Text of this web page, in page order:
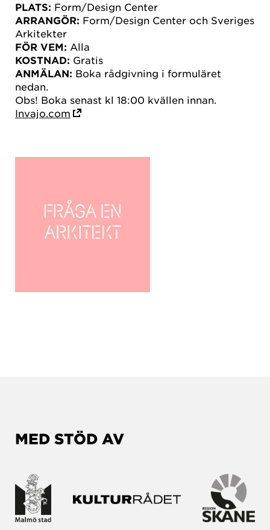
PLATS: Form/Design Center
ARRANGÖR: Form/Design Center och Sveriges
Arkitekter
FÖR VEM: Alla
KOSTNAD: Gratis
ANMÄLAN: Boka rådgivning i formuläret
nedan.
Obs! Boka senast kl 18:00 kvällen innan.
Invajo.com
MED STÖD AV